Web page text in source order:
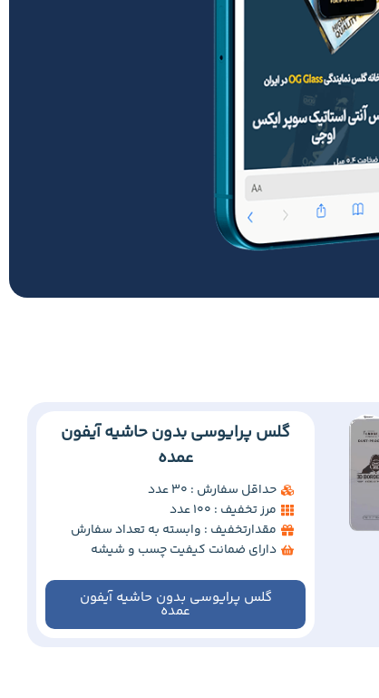
گلس پرایوسی بدون حاشیه آیفون
عمده
حداقل سفارش : 30 عدد
مرز تخفیف : 100 عدد
مقدارتخفیف : وابسته به تعداد سفارش
دارای ضمانت کیفیت چسب و شیشه
گلس پرایوسی بدون حاشیه آیفون
عمده